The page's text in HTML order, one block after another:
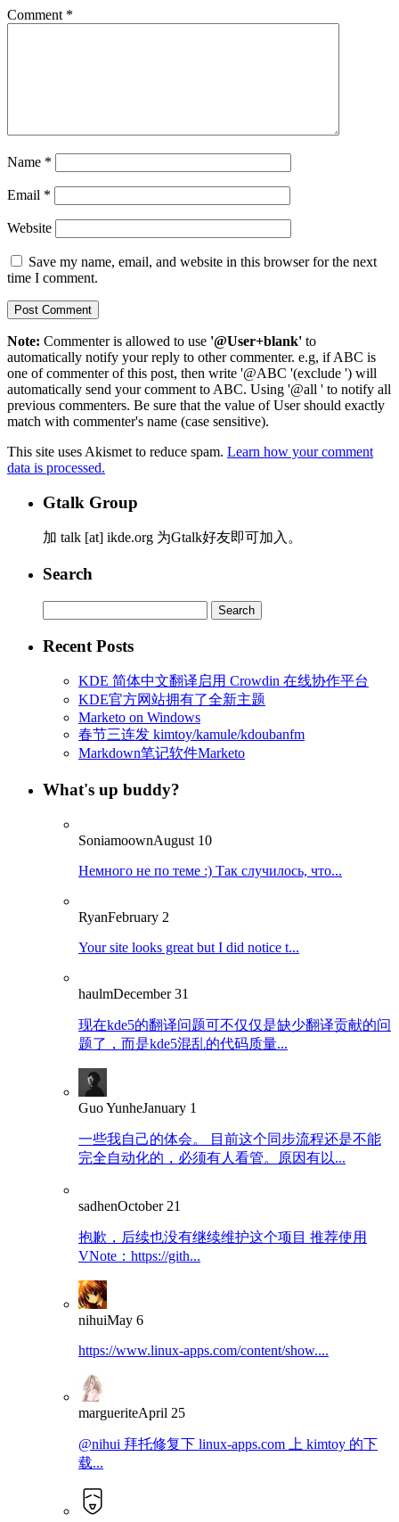
Comment *
Name *
Email *
Website
Save my name, email, and website in this browser for the next
time I comment.
Note: Commenter is allowed to use '@User+blank' to
automatically notify your reply to other commenter. e.g, if ABC is
one of commenter of this post, then write '@ABC '(exclude ') will
automatically send your comment to ABC. Using '@all ' to notify all
previous commenters. Be sure that the value of User should exactly
match with commenter's name (case sensitive).
This site uses Akismet to reduce spam. Learn how your comment
data is processed.
Gtalk Group
加 talk [at] ikde.org 为Gtalk好友即可加入。
Search
for:
Recent Posts
KDE 简体中文翻译启用 Crowdin 在线协作平台
KDE官方网站拥有了全新主题
Marketo on Windows
春节三连发 kimtoy/kamule/kdoubanfm
Markdown笔记软件Marketo
What's up buddy?
SoniamoownAugust 10
Немного не по теме :) Так случилось, что...
RyanFebruary 2
Your site looks great but I did notice t...
haulmDecember 31
现在kde5的翻译问题可不仅仅是缺少翻译贡献的问
题了，而是kde5混乱的代码质量...
Guo YunheJanuary 1
一些我自己的体会。 目前这个同步流程还是不能
完全自动化的，必须有人看管。原因有以...
sadhenOctober 21
抱歉，后续也没有继续维护这个项目 推荐使用
VNote：https://gith...
nihuiMay 6
https://www.linux-apps.com/content/show....
margueriteApril 25
@nihui 拜托修复下 linux-apps.com 上 kimtoy 的下
载...